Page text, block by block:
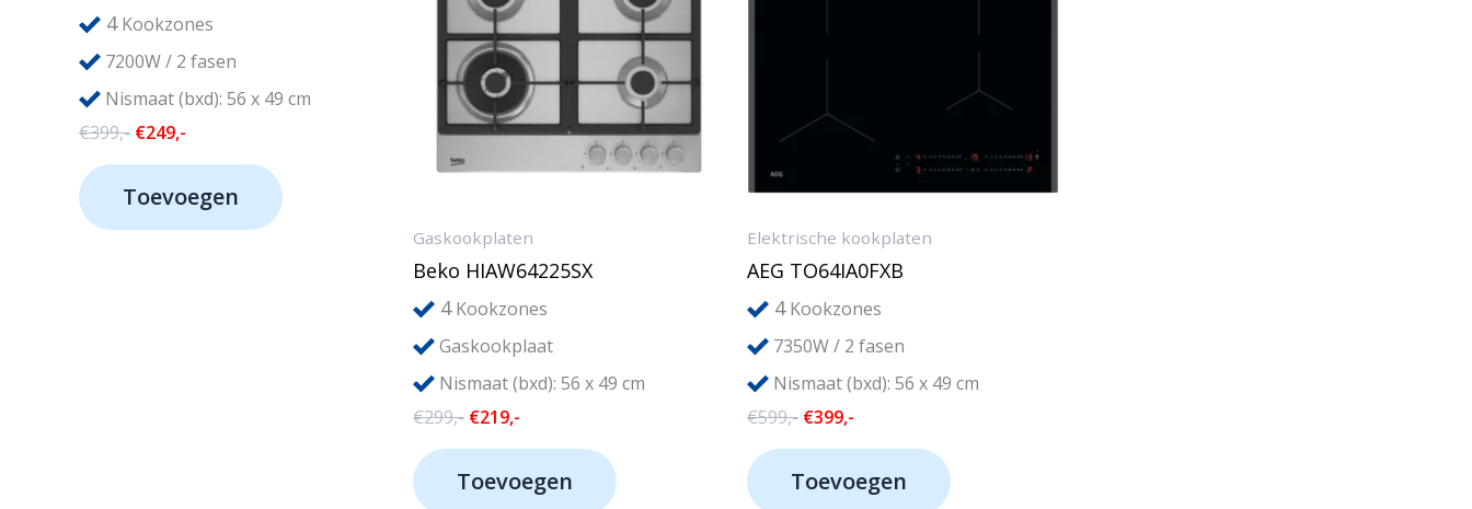
4Kookzones
7200W / 2 fasen
Nismaat (bxd): 56 x 49 cm
€399,- Oorspronkelijke
€399,-.
€249,-
€249,-.
Toevoegen
Gaskookplaten
Beko HIAW64225SX
4Kookzones
Gaskookplaat
Nismaat (bxd): 56 x 49 cm
€299,- Oorspronkelijke
€299,-.
€219,-
€219,-.
Toevoegen
Elektrische kookplaten
AEG TO64IA0FXB
4Kookzones
7350W / 2 fasen
Nismaat (bxd): 56 x 49 cm
€599,- Oorspronkelijke
€599,-.
€399,-
€399,-.
Toevoegen